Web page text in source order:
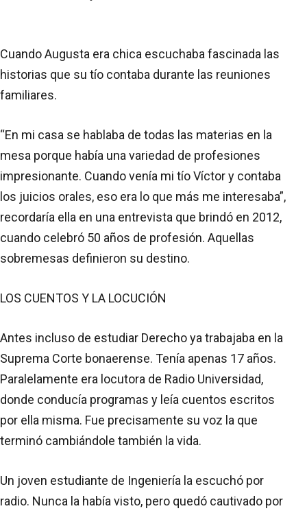
Cuando Augusta era chica escuchaba fascinada las
historias que su tío contaba durante las reuniones
familiares.
“En mi casa se hablaba de todas las materias en la
mesa porque había una variedad de profesiones
impresionante. Cuando venía mi tío Víctor y contaba
los juicios orales, eso era lo que más me interesaba”,
recordaría ella en una entrevista que brindó en 2012,
cuando celebró 50 años de profesión. Aquellas
sobremesas definieron su destino.
LOS CUENTOS Y LA LOCUCIÓN
Antes incluso de estudiar Derecho ya trabajaba en la
Suprema Corte bonaerense. Tenía apenas 17 años.
Paralelamente era locutora de Radio Universidad,
donde conducía programas y leía cuentos escritos
por ella misma. Fue precisamente su voz la que
terminó cambiándole también la vida.
Un joven estudiante de Ingeniería la escuchó por
radio. Nunca la había visto, pero quedó cautivado por